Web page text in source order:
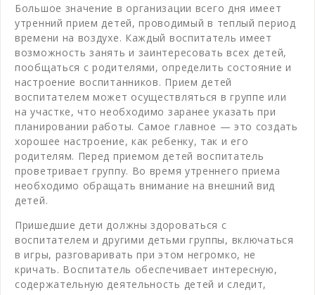
Большое значение в организации всего дня имеет
утренний прием детей, проводимый в теплый период
времени на воздухе. Каждый воспитатель имеет
возможность занять и заинтересовать всех детей,
пообщаться с родителями, определить состояние и
настроение воспитанников. Прием детей
воспитателем может осуществляться в группе или
на участке, что необходимо заранее указать при
планировании работы. Самое главное — это создать
хорошее настроение, как ребенку, так и его
родителям. Перед приемом детей воспитатель
проветривает группу. Во время утреннего приема
необходимо обращать внимание на внешний вид
детей.
Пришедшие дети должны здороваться с
воспитателем и другими детьми группы, включаться
в игры, разговаривать при этом негромко, не
кричать. Воспитатель обеспечивает интересную,
содержательную деятельность детей и следит,